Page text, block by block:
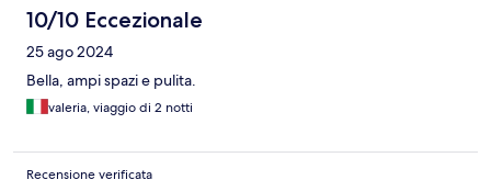
10/10 Eccezionale
25 ago 2024
Bella, ampi spazi e pulita.
valeria, viaggio di 2 notti
Recensione verificata